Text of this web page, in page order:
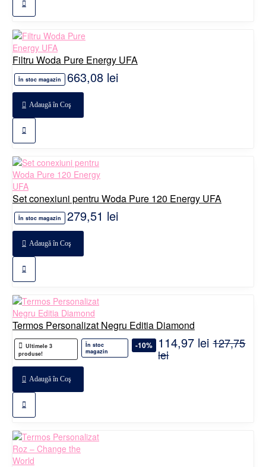
Filtru Woda Pure Energy UFA
În stoc magazin 663,08 lei
Adaugă în Coş
Set conexiuni pentru Woda Pure 120 Energy UFA
În stoc magazin 279,51 lei
Adaugă în Coş
Termos Personalizat Negru Editia Diamond
Ultimele 3
produse!
În stoc
magazin
-10% 114,97 lei 127,75
lei
Adaugă în Coş